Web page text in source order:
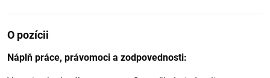
O pozícii
Náplň práce, právomoci a zodpovednosti: